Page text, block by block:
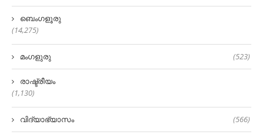
ബെംഗളൂരു
(14,275)
മംഗളുരു (523)
രാഷ്ട്രീയം
(1,130)
വിദ്യാഭ്യാസം (566)